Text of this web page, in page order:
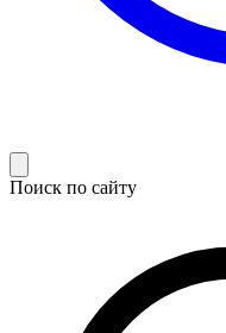
Поиск по сайту